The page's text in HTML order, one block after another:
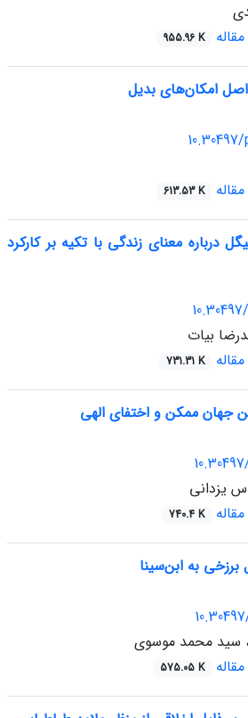
955.96 K
اصل امکان‌های بدیل
613.53 K
درباره معنای زندگی با تکیه بر کارکرد
بیات
731.31 K
جهان ممکن و اختفای الهی
یزدانی
740.4 K
به ابن‌سینا
سید محمد موسوی
575.05 K